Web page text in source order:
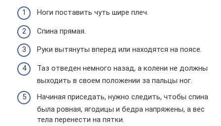
Ноги поставить чуть шире плеч.
Спина прямая.
Руки вытянуты вперед или находятся на поясе.
Таз отведен немного назад, а колени не должны
выходить в своем положении за пальцы ног.
Начиная приседать, нужно следить, чтобы спина
была ровная, ягодицы и бедра напряжены, а вес
тела перенести на пятки.